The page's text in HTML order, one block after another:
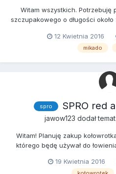
Witam wszystkich. Potrzebuję
szczupakowego o długości
wędek wybrałem MIkado.
wędek Mikado - serwis bez
12 Kwietnia 2016
mikado
spro SPRO red
jawow123 dodał
Witam! Planuję zakup
którego będę używał do
doświadczenie z tym
19 Kwietnia 2016